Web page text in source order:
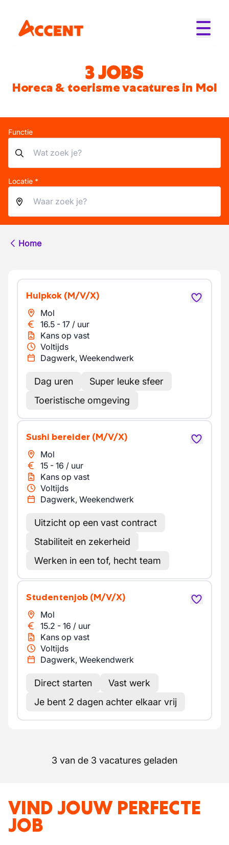
3 JOBS
Horeca & toerisme vacatures in Mol
Functie
Locatie *
Home
Hulpkok (M/V/X)
Mol
16.5 - 17 / uur
Kans op vast
Voltijds
Dagwerk, Weekendwerk
Dag uren
Super leuke sfeer
Toeristische omgeving
Sushi bereider (M/V/X)
Mol
15 - 16 / uur
Kans op vast
Voltijds
Dagwerk, Weekendwerk
Uitzicht op een vast contract
Stabiliteit en zekerheid
Werken in een tof, hecht team
Studentenjob (M/V/X)
Mol
15.2 - 16 / uur
Kans op vast
Voltijds
Dagwerk, Weekendwerk
Direct starten
Vast werk
Je bent 2 dagen achter elkaar vrij
3 van de 3 vacatures geladen
VIND JOUW PERFECTE
JOB